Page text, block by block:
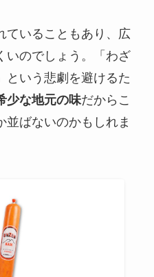
ていることもあり、広
いのでしょう。「わざ
という悲劇を避けるた
少な地元の味だからこ
並ばないのかもしれま